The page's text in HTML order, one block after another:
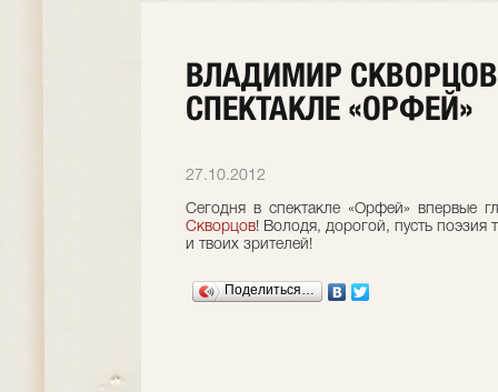
ВЛАДИМИР
СПЕКТАКЛЕ «ОРФЕЙ»
27.10.2012
Сегодня в спектакле «Орфей» впервые
Скворцов! Володя, дорогой, пусть поэзия
и твоих зрителей!
Поделиться…